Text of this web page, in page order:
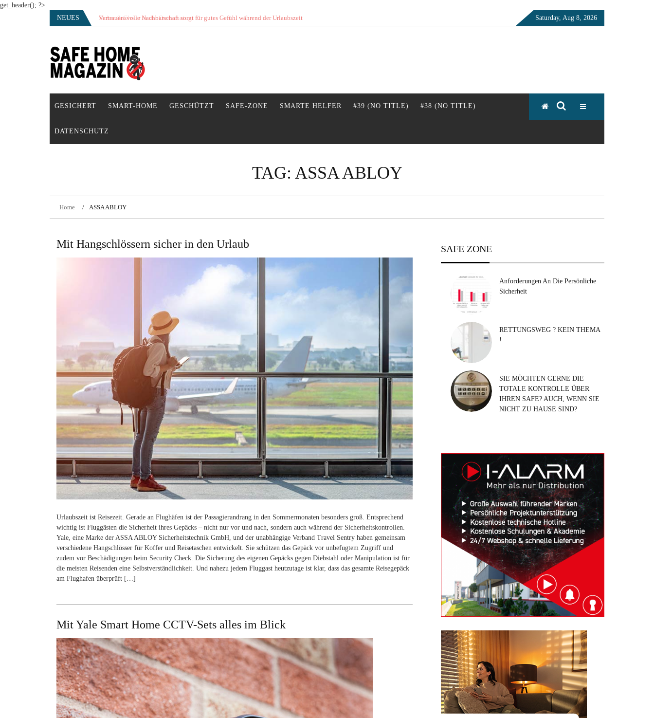
get_header(); ?>
NEUES Vertrauensvolle Nachbarschaft sorgt für gutes Gefühl während der Urlaubszeit Saturday, Aug 8, 2026
SAFE HOME Magazin
Sicherlich sicher ich
GESICHERT SMART-HOME GESCHÜTZT SAFE-ZONE SMARTE HELFER #39 (NO TITLE) #38 (NO TITLE)
DATENSCHUTZ
TAG: ASSA ABLOY
Home ASSA ABLOY
Mit Hangschlössern sicher in den Urlaub
Urlaubszeit ist Reisezeit. Gerade an Flughäfen ist der Passagierandrang in den Sommermonaten besonders groß. Entsprechend
wichtig ist Fluggästen die Sicherheit ihres Gepäcks – nicht nur vor und nach, sondern auch während der Sicherheitskontrollen.
Yale, eine Marke der ASSA ABLOY Sicherheitstechnik GmbH, und der unabhängige Verband Travel Sentry haben gemeinsam
verschiedene Hangschlösser für Koffer und Reisetaschen entwickelt. Sie schützen das Gepäck vor unbefugtem Zugriff und
zudem vor Beschädigungen beim Security Check. Die Sicherung des eigenen Gepäcks gegen Diebstahl oder Manipulation ist für
die meisten Reisenden eine Selbstverständlichkeit. Und nahezu jedem Fluggast heutzutage ist klar, dass das gesamte Reisegepäck
am Flughafen überprüft […]
Mit Yale Smart Home CCTV-Sets alles im Blick
SAFE ZONE
Anforderungen An Die Persönliche
Sicherheit
RETTUNGSWEG ? KEIN THEMA
!
SIE MÖCHTEN GERNE DIE
TOTALE KONTROLLE ÜBER
IHREN SAFE? AUCH, WENN SIE
NICHT ZU HAUSE SIND?